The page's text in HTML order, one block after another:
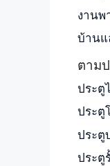
งาน
บ้านแ
ตาม
ประตู
ประตู
ประตู
ประตู